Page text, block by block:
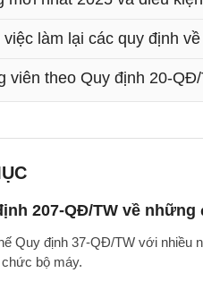
làm lại các quy định
viên theo Quy định 20-
207-QĐ/TW về
Quy định 37-QĐ/TW với
bộ máy.